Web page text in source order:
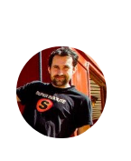
a
r
c
h
f